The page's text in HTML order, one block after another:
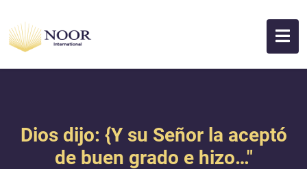
Dios dijo: {Y su Señor la aceptó
de buen grado e hizo…"